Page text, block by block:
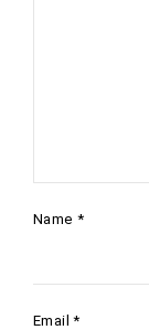
Name *
Email*